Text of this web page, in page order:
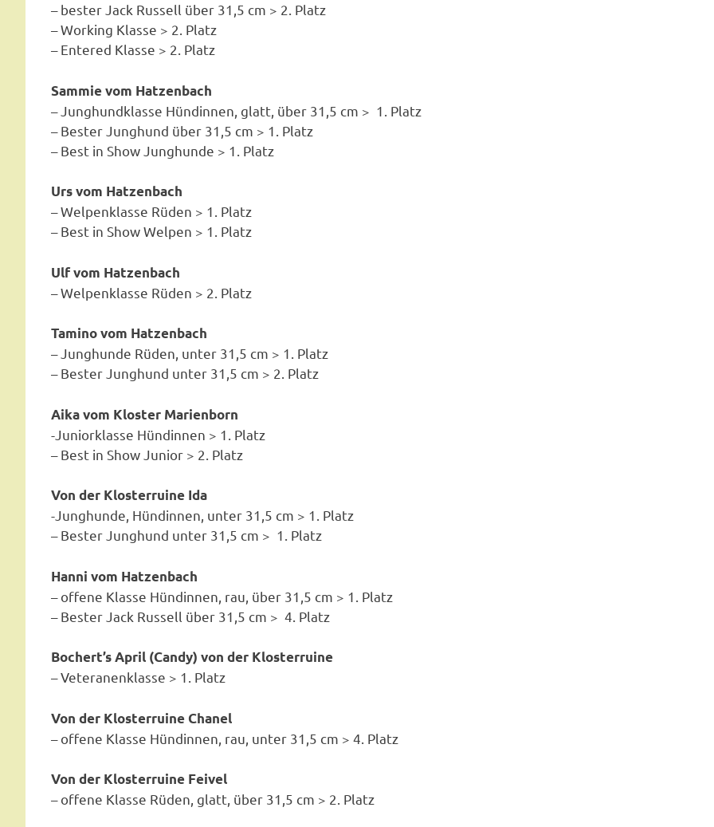
– bester Jack Russell über 31,5 cm > 2. Platz
– Working Klasse > 2. Platz
– Entered Klasse > 2. Platz
Sammie vom Hatzenbach
– Junghundklasse Hündinnen, glatt, über 31,5 cm > 1. Platz
– Bester Junghund über 31,5 cm > 1. Platz
– Best in Show Junghunde > 1. Platz
Urs vom Hatzenbach
– Welpenklasse Rüden > 1. Platz
– Best in Show Welpen > 1. Platz
Ulf vom Hatzenbach
– Welpenklasse Rüden > 2. Platz
Tamino vom Hatzenbach
– Junghunde Rüden, unter 31,5 cm > 1. Platz
– Bester Junghund unter 31,5 cm > 2. Platz
Aika vom Kloster Marienborn
-Juniorklasse Hündinnen > 1. Platz
– Best in Show Junior > 2. Platz
Von der Klosterruine Ida
-Junghunde, Hündinnen, unter 31,5 cm > 1. Platz
– Bester Junghund unter 31,5 cm > 1. Platz
Hanni vom Hatzenbach
– offene Klasse Hündinnen, rau, über 31,5 cm > 1. Platz
– Bester Jack Russell über 31,5 cm > 4. Platz
Bochert’s April (Candy) von der Klosterruine
– Veteranenklasse > 1. Platz
Von der Klosterruine Chanel
– offene Klasse Hündinnen, rau, unter 31,5 cm > 4. Platz
Von der Klosterruine Feivel
– offene Klasse Rüden, glatt, über 31,5 cm > 2. Platz